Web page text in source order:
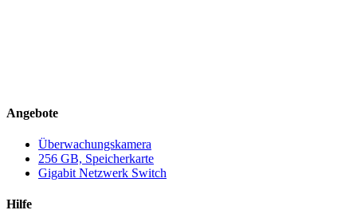
Angebote
Überwachungskamera
256 GB, Speicherkarte
Gigabit Netzwerk Switch
Hilfe